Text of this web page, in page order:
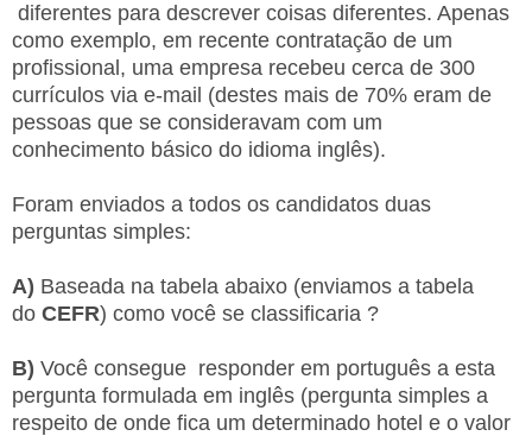
diferentes para descrever coisas diferentes. Apenas
como exemplo, em recente contratação de um
profissional, uma empresa recebeu cerca de 300
currículos via e-mail (destes mais de 70% eram de
pessoas que se consideravam com um
conhecimento básico do idioma inglês).
Foram enviados a todos os candidatos duas
perguntas simples:
A) Baseada na tabela abaixo (enviamos a tabela
do CEFR) como você se classificaria ?
B) Você consegue responder em português a esta
pergunta formulada em inglês (pergunta simples a
respeito de onde fica um determinado hotel e o valor